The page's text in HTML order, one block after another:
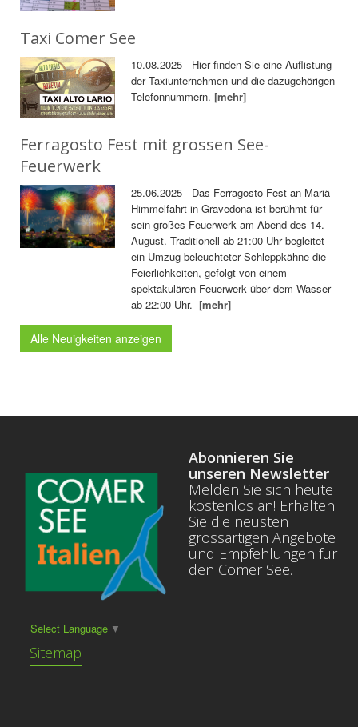
Taxi Comer See
10.08.2025 - Hier finden Sie eine Auflistung
der Taxiunternehmen und die dazugehörigen
Telefonnummern.[mehr]
Ferragosto Fest mit grossen See-
Feuerwerk
25.06.2025 - Das Ferragosto-Fest an Mariä
Himmelfahrt in Gravedona ist berühmt für
sein großes Feuerwerk am Abend des 14.
August. Traditionell ab 21:00 Uhr begleitet
ein Umzug beleuchteter Schleppkähne die
Feierlichkeiten, gefolgt von einem
spektakulären Feuerwerk über dem Wasser
ab 22:00 Uhr.[mehr]
Alle Neuigkeiten anzeigen
Select Language ▼
Sitemap
Abonnieren Sie
unseren Newsletter
Melden Sie sich heute
kostenlos an! Erhalten
Sie die neusten
grossartigen Angebote
und Empfehlungen für
den Comer See.